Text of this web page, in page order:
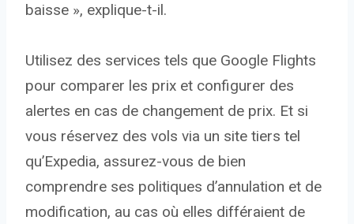
baisse », explique-t-il.
Utilisez des services tels que Google Flights
pour comparer les prix et configurer des
alertes en cas de changement de prix. Et si
vous réservez des vols via un site tiers tel
qu’Expedia, assurez-vous de bien
comprendre ses politiques d’annulation et de
modification, au cas où elles différaient de